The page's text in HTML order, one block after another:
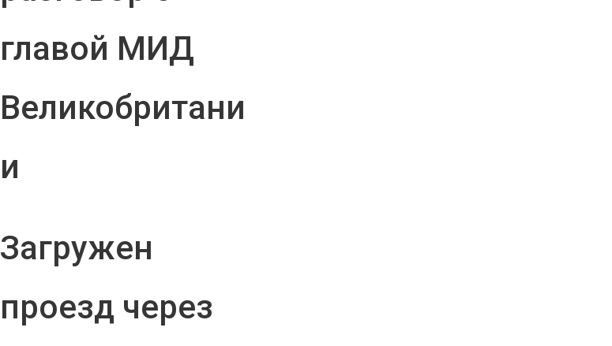
главой МИД
Великобритани
и
Загружен
проезд через